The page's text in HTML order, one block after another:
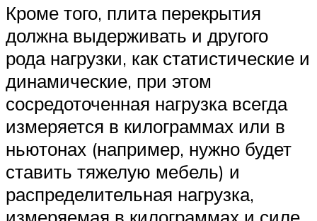
Кроме того, плита перекрытия
должна выдерживать и другого
рода нагрузки, как статистические и
динамические, при этом
сосредоточенная нагрузка всегда
измеряется в килограммах или в
ньютонах (например, нужно будет
ставить тяжелую мебель) и
распределительная нагрузка,